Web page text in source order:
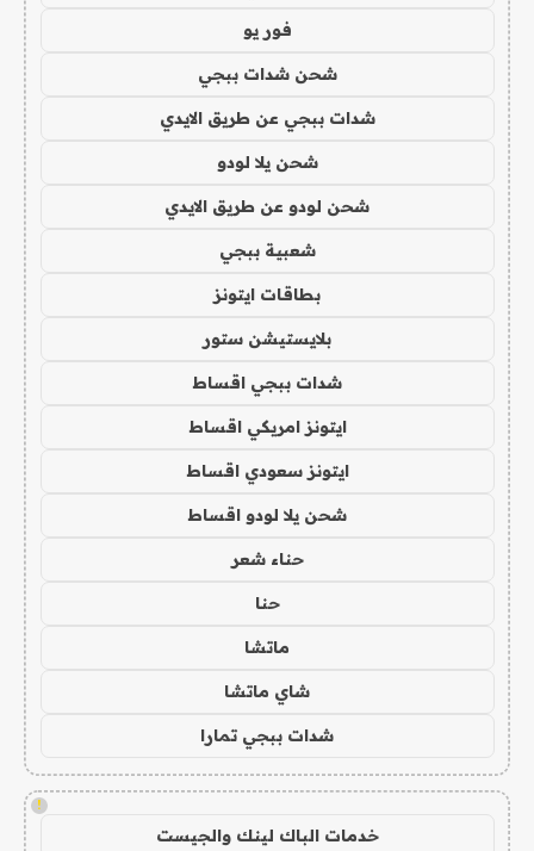
فور يو
شحن شدات ببجي
شدات ببجي عن طريق الايدي
شحن يلا لودو
شحن لودو عن طريق الايدي
شعبية ببجي
بطاقات ايتونز
بلايستيشن ستور
شدات ببجي اقساط
ايتونز امريكي اقساط
ايتونز سعودي اقساط
شحن يلا لودو اقساط
حناء شعر
حنا
ماتشا
شاي ماتشا
شدات ببجي تمارا
!
خدمات الباك لينك والجيست